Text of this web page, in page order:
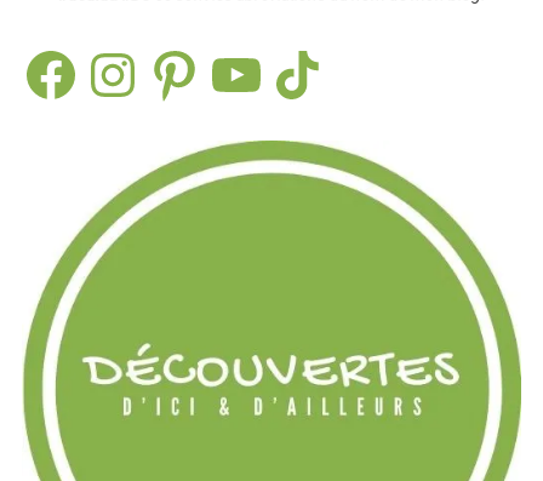
FacebookInstagramPinterest TikTok